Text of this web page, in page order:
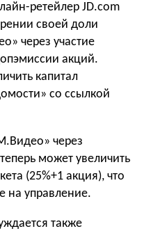
ретейлер JD.com
своей доли
через участие
акций.
капитал
со ссылкой
через
может увеличить
(25%+1 акция), что
на управление.
также